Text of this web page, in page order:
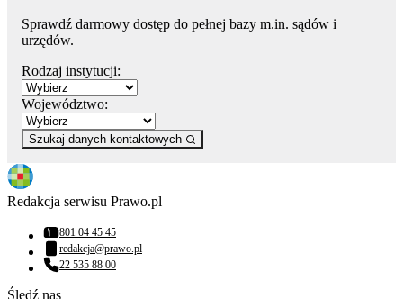
Sprawdź darmowy dostęp do pełnej bazy m.in. sądów i
urzędów.
Rodzaj instytucji:
Województwo:
Szukaj danych kontaktowych
Redakcja serwisu Prawo.pl
Numer telefonu:
801 04 45 45
Adres email:
redakcja@prawo.pl
Numer telefonu:
22 535 88 00
Śledź nas